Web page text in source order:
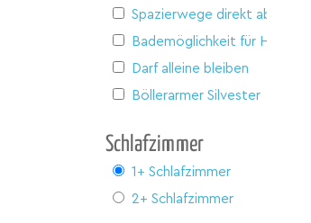
Spazierwege direkt ab Haus
Bademöglichkeit für Hunde
Darf alleine bleiben
Böllerarmer Silvester
Schlafzimmer
1+ Schlafzimmer
2+ Schlafzimmer